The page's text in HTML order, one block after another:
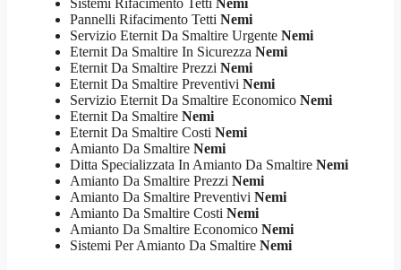
Pannelli Rifacimento Tetti Nemi
Servizio Eternit Da Smaltire Urgente Nemi
Eternit Da Smaltire In Sicurezza Nemi
Eternit Da Smaltire Prezzi Nemi
Eternit Da Smaltire Preventivi Nemi
Servizio Eternit Da Smaltire Economico Nemi
Eternit Da Smaltire Nemi
Eternit Da Smaltire Costi Nemi
Amianto Da Smaltire Nemi
Ditta Specializzata In Amianto Da Smaltire Nemi
Amianto Da Smaltire Prezzi Nemi
Amianto Da Smaltire Preventivi Nemi
Amianto Da Smaltire Costi Nemi
Amianto Da Smaltire Economico Nemi
Sistemi Per Amianto Da Smaltire Nemi